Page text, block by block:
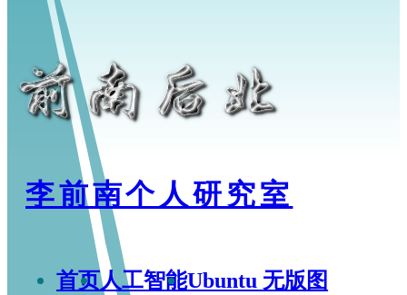
李前南个人研究室
首页人工智能Ubuntu 无版图